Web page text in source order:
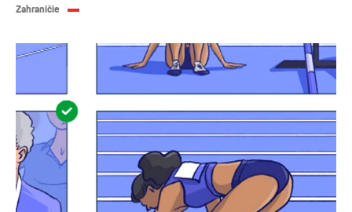
Zahraničie